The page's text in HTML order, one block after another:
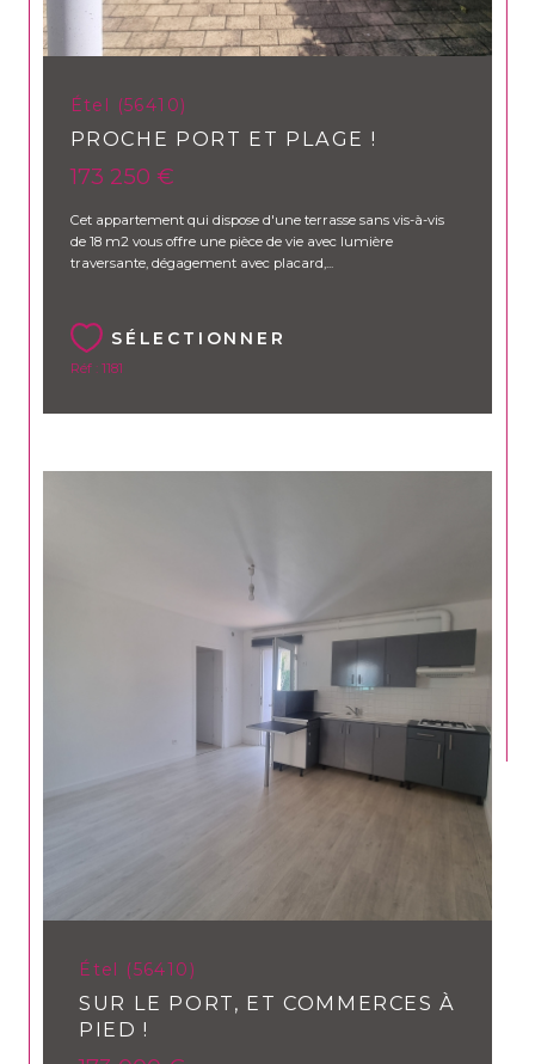
Étel (56410)
PROCHE PORT ET PLAGE !
173 250 €
Cet appartement qui dispose d'une terrasse sans vis-à-vis
de 18 m2 vous offre une pièce de vie avec lumière
traversante, dégagement avec placard,...
SÉLECTIONNER
Réf : 1181
Étel (56410)
SUR LE PORT, ET COMMERCES À
PIED !